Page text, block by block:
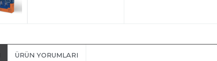
ÜRÜN YORUMLARI